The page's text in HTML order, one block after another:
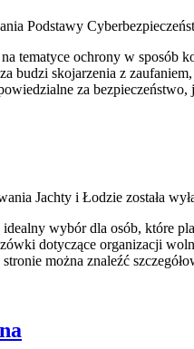
Podstawy
tematyce ochrony w sposób
budzi skojarzenia z
za
Jachty i Łodzie została
wybór dla osób, które
dotyczące organizacji
można znaleźć